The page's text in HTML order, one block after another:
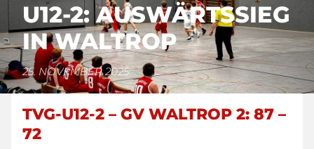
U12-2: AUSWÄRTSSIEG
IN WALTROP
25. NOVEMBER 2025
TVG-U12-2 – GV WALTROP 2: 87 –
72